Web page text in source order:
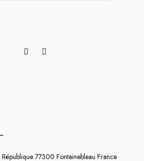
77300 Fontainebleau France